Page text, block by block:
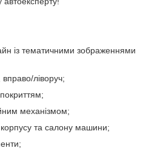
із тематичними зображеннями
ліворуч;
механізмом;
корпусу та салону машини;